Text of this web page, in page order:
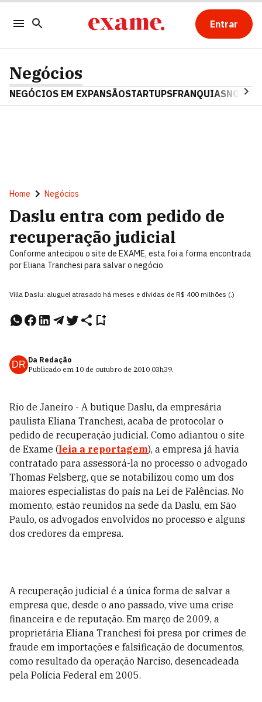
Entrar
Negócios
NEGÓCIOS EM EXPANSÃOSTARTUPSFRANQUIAS
Home Negócios
Daslu entra com pedido de
recuperação judicial
Conforme antecipou o site de EXAME, esta foi a forma encontrada
por Eliana Tranchesi para salvar o negócio
Villa Daslu: aluguel atrasado há meses e dívidas de R$ 400 milhões (.)
DR Da Redação
Publicado em 10 de outubro de 2010 03h39.
Rio de Janeiro - A butique Daslu, da empresária
paulista Eliana Tranchesi, acaba de protocolar o
pedido de recuperação judicial. Como adiantou o site
de Exame (leia a reportagem), a empresa já havia
contratado para assessorá-la no processo o advogado
Thomas Felsberg, que se notabilizou como um dos
maiores especialistas do país na Lei de Falências. No
momento, estão reunidos na sede da Daslu, em São
Paulo, os advogados envolvidos no processo e alguns
dos credores da empresa.
A recuperação judicial é a única forma de salvar a
empresa que, desde o ano passado, vive uma crise
financeira e de reputação. Em março de 2009, a
proprietária Eliana Tranchesi foi presa por crimes de
fraude em importações e falsificação de documentos,
como resultado da operação Narciso, desencadeada
pela Polícia Federal em 2005.